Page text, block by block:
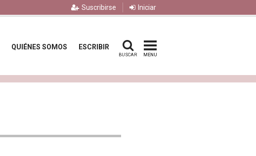
Suscribirse Iniciar
QUIÉNES SOMOS ESCRIBIR
BUSCAR MENU